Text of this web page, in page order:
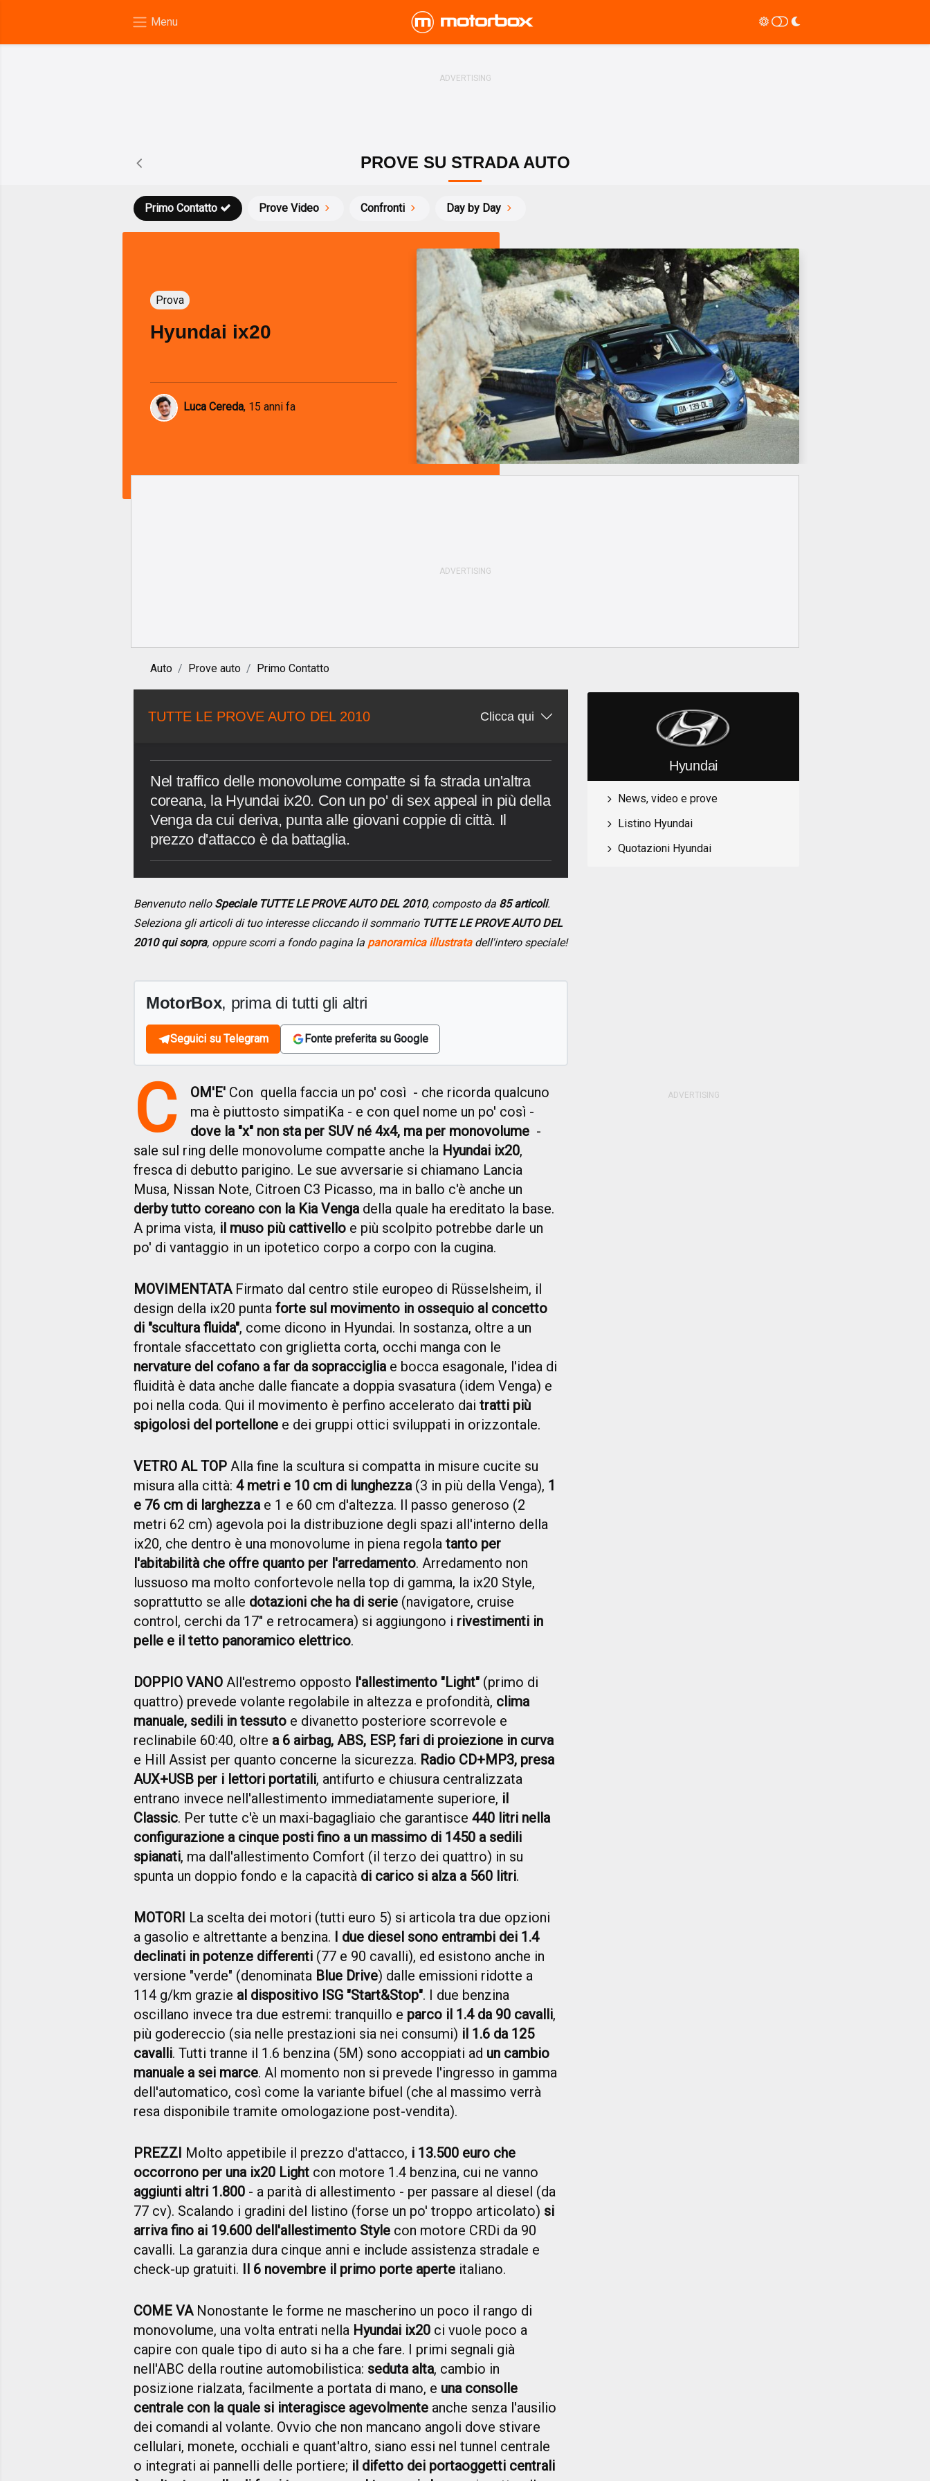
PROVE SU STRADA AUTO
Prove Video Confronti
Primo Contatto Day by Day
Prova
Hyundai ix20
Luca Cereda, 15 anni fa
Auto Prove auto Primo Contatto
TUTTE LE PROVE AUTO DEL 2010 Clicca qui
Nel traffico delle monovolume compatte si fa strada un'altra
coreana, la Hyundai ix20. Con un po' di sex appeal in più della
Venga da cui deriva, punta alle giovani coppie di città. Il
prezzo d'attacco è da battaglia.
Benvenuto nello Speciale TUTTE LE PROVE AUTO DEL 2010, composto da 85 articoli.
Seleziona gli articoli di tuo interesse cliccando il sommario TUTTE LE PROVE AUTO DEL
2010 qui sopra, oppure scorri a fondo pagina la panoramica illustratadell'intero speciale!
MotorBox, prima di tutti gli altri
Seguici su Telegram Fonte preferita su Google
C OM'E' Con quella faccia un po' così - che ricorda qualcuno
ma è piuttosto simpatiKa - e con quel nome un po' così -
dove la "x" non sta per SUV né 4x4, ma per monovolume -
sale sul ring delle monovolume compatte anche la Hyundai ix20,
fresca di debutto parigino. Le sue avversarie si chiamano Lancia
Musa, Nissan Note, Citroen C3 Picasso, ma in ballo c'è anche un
derby tutto coreano con la Kia Vengadella quale ha ereditato la base.
A prima vista, il muso più cattivello e più scolpito potrebbe darle un
po' di vantaggio in un ipotetico corpo a corpo con la cugina.
MOVIMENTATAFirmato dal centro stile europeo di Rüsselsheim, il
design della ix20 punta forte sul movimento in ossequio al concetto
di "scultura fluida", come dicono in Hyundai. In sostanza, oltre a un
frontale sfaccettato con griglietta corta, occhi manga con le
nervature del cofano a far da sopraccigliae bocca esagonale, l'idea di
fluidità è data anche dalle fiancate a doppia svasatura (idem Venga) e
poi nella coda. Qui il movimento è perfino accelerato dai tratti più
spigolosi del portellone e dei gruppi ottici sviluppati in orizzontale.
VETRO AL TOP Alla fine la scultura si compatta in misure cucite su
misura alla città: 4 metri e 10 cm di lunghezza(3 in più della Venga), 1
e 76 cm di larghezzae 1 e 60 cm d'altezza. Il passo generoso (2
metri 62 cm) agevola poi la distribuzione degli spazi all'interno della
ix20, che dentro è una monovolume in piena regola tanto per
l'abitabilità che offre quanto per l'arredamento. Arredamento non
lussuoso ma molto confortevole nella top di gamma, la ix20 Style,
soprattutto se alle dotazioni che ha di serie (navigatore, cruise
control, cerchi da 17" e retrocamera) si aggiungono i rivestimenti in
pelle e il tetto panoramico elettrico.
DOPPIO VANO All'estremo opposto l'allestimento "Light" (primo di
quattro) prevede volante regolabile in altezza e profondità, clima
manuale, sedili in tessuto e divanetto posteriore scorrevole e
reclinabile 60:40, oltre a 6 airbag, ABS, ESP, fari di proiezione in curva
e Hill Assist per quanto concerne la sicurezza. Radio CD+MP3, presa
AUX+USB per i lettori portatili, antifurto e chiusura centralizzata
entrano invece nell'allestimento immediatamente superiore, il
Classic. Per tutte c'è un maxi-bagagliaio che garantisce 440 litri nella
configurazione a cinque posti fino a un massimo di 1450 a sedili
spianati, ma dall'allestimento Comfort (il terzo dei quattro) in su
spunta un doppio fondo e la capacità di carico si alza a 560 litri.
MOTORI La scelta dei motori (tutti euro 5) si articola tra due opzioni
a gasolio e altrettante a benzina. I due diesel sono entrambi dei 1.4
declinati in potenze differenti (77 e 90 cavalli), ed esistono anche in
versione "verde" (denominata Blue Drive) dalle emissioni ridotte a
114 g/km grazie al dispositivo ISG "Start&Stop". I due benzina
oscillano invece tra due estremi: tranquillo e parco il 1.4 da 90 cavalli,
più godereccio (sia nelle prestazioni sia nei consumi) il 1.6 da 125
cavalli. Tutti tranne il 1.6 benzina (5M) sono accoppiati ad un cambio
manuale a sei marce. Al momento non si prevede l'ingresso in gamma
dell'automatico, così come la variante bifuel (che al massimo verrà
resa disponibile tramite omologazione post-vendita).
PREZZI Molto appetibile il prezzo d'attacco, i 13.500 euro che
occorrono per una ix20 Light con motore 1.4 benzina, cui ne vanno
aggiunti altri 1.800 - a parità di allestimento - per passare al diesel (da
77 cv). Scalando i gradini del listino (forse un po' troppo articolato) si
arriva fino ai 19.600 dell'allestimento Style con motore CRDi da 90
cavalli. La garanzia dura cinque anni e include assistenza stradale e
check-up gratuiti. Il 6 novembre il primo porte aperte italiano.
COME VANonostante le forme ne mascherino un poco il rango di
monovolume, una volta entrati nella Hyundai ix20 ci vuole poco a
capire con quale tipo di auto si ha a che fare. I primi segnali già
nell'ABC della routine automobilistica: seduta alta, cambio in
posizione rialzata, facilmente a portata di mano, e una consolle
centrale con la quale si interagisce agevolmente anche senza l'ausilio
dei comandi al volante. Ovvio che non mancano angoli dove stivare
cellulari, monete, occhiali e quant'altro, siano essi nel tunnel centrale
o integrati ai pannelli delle portiere; il difetto dei portaoggetti centrali
Hyundai
News, video e prove
Listino Hyundai
Quotazioni Hyundai